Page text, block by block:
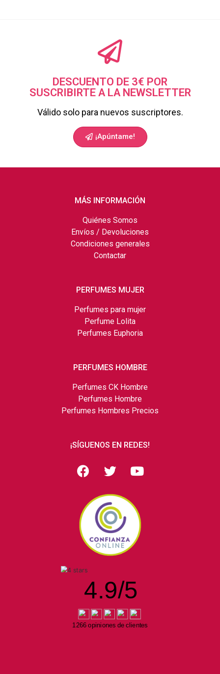
DESCUENTO DE 3€ POR
SUSCRIBIRTE A LA NEWSLETTER
Válido solo para nuevos suscriptores.
¡Apúntame!
MÁS INFORMACIÓN
Quiénes Somos
Envíos / Devoluciones
Condiciones generales
Contactar
PERFUMES MUJER
Perfumes para mujer
Perfume Lolita
Perfumes Euphoria
PERFUMES HOMBRE
Perfumes CK Hombre
Perfumes Hombre
Perfumes Hombres Precios
¡SÍGUENOS EN REDES!
4.9/5
1266 opiniones de clientes